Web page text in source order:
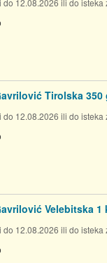
do 12.08.2026 ili do isteka
Tirolska 350
do 12.08.2026 ili do isteka
Velebitska 1
do 12.08.2026 ili do isteka